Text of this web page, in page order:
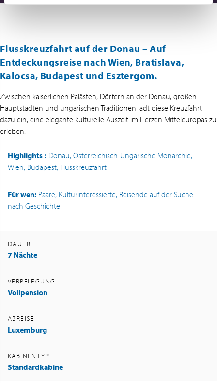
Flusskreuzfahrt auf der Donau – Auf
Entdeckungsreise nach Wien, Bratislava,
Kalocsa, Budapest und Esztergom.
Zwischen kaiserlichen Palästen, Dörfern an der Donau, großen
Hauptstädten und ungarischen Traditionen lädt diese Kreuzfahrt
dazu ein, eine elegante kulturelle Auszeit im Herzen Mitteleuropas zu
erleben.
Highlights : Donau, Österreichisch-Ungarische Monarchie,
Wien, Budapest, Flusskreuzfahrt
Für wen: Paare, Kulturinteressierte, Reisende auf der Suche
nach Geschichte
DAUER
7 Nächte
VERPFLEGUNG
Vollpension
ABREISE
Luxemburg
KABINENTYP
Standardkabine